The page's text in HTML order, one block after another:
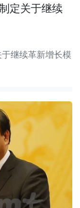
定关于继续
继续革新增长模